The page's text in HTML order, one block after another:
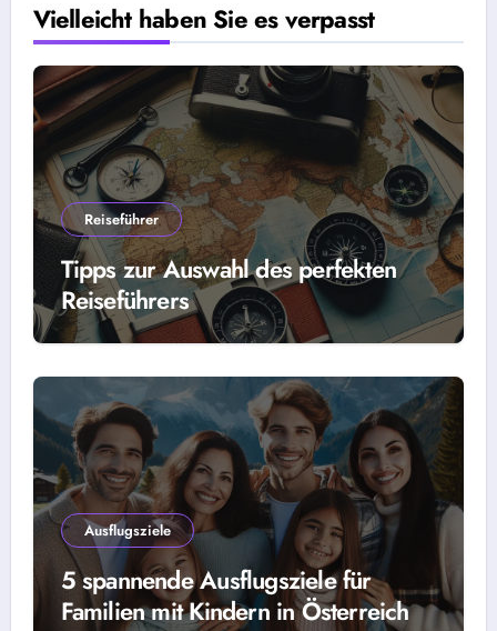
Vielleicht haben Sie es verpasst
Reiseführer
Tipps zur Auswahl des perfekten
Reiseführers
Ausflugsziele
5 spannende Ausflugsziele für
Familien mit Kindern in Österreich